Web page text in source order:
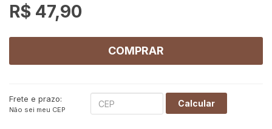
R$ 47,90
COMPRAR
Frete e prazo:
Não sei meu CEP
Calcular